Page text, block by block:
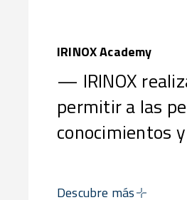
IRINOX Academy
— IRINOX
permitir a las
conocimientos
Descubre más